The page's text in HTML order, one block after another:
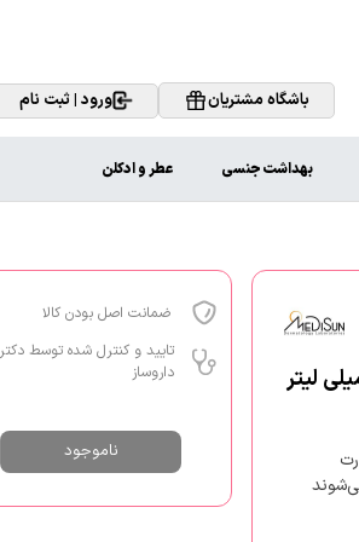
باشگاه مشتریان ورود | ثبت نام
بهداشت جنسی عطر و ادکلن
ضمانت اصل بودن کالا
تایید و کنترل شده توسط دکتر
داروساز
ناموجود